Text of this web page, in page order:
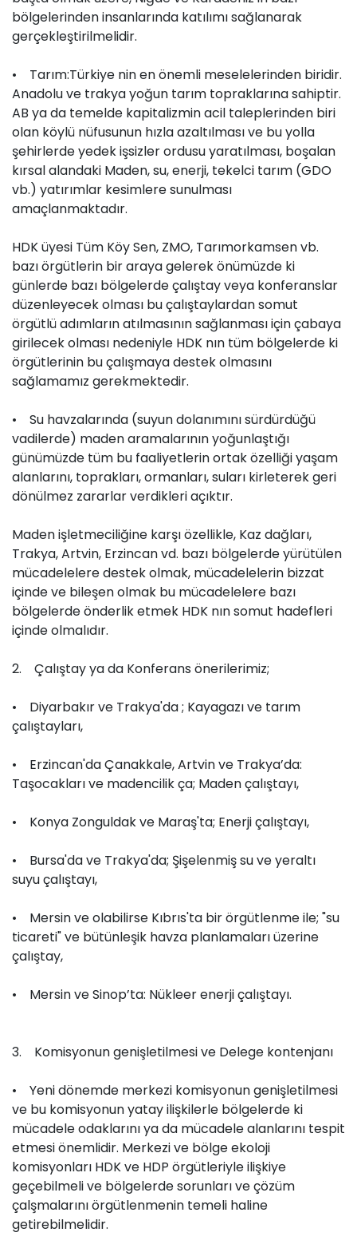
bölgelerinden insanlarında katılımı sağlanarak
gerçekleştirilmelidir.
• Tarım:Türkiye nin en önemli meselelerinden biridir.
Anadolu ve trakya yoğun tarım topraklarına sahiptir.
AB ya da temelde kapitalizmin acil taleplerinden biri
olan köylü nüfusunun hızla azaltılması ve bu yolla
şehirlerde yedek işsizler ordusu yaratılması, boşalan
kırsal alandaki Maden, su, enerji, tekelci tarım (GDO
vb.) yatırımlar kesimlere sunulması
amaçlanmaktadır.
HDK üyesi Tüm Köy Sen, ZMO, Tarımorkamsen vb.
bazı örgütlerin bir araya gelerek önümüzde ki
günlerde bazı bölgelerde çalıştay veya konferanslar
düzenleyecek olması bu çalıştaylardan somut
örgütlü adımların atılmasının sağlanması için çabaya
girilecek olması nedeniyle HDK nın tüm bölgelerde ki
örgütlerinin bu çalışmaya destek olmasını
sağlamamız gerekmektedir.
• Su havzalarında (suyun dolanımını sürdürdüğü
vadilerde) maden aramalarının yoğunlaştığı
günümüzde tüm bu faaliyetlerin ortak özelliği yaşam
alanlarını, toprakları, ormanları, suları kirleterek geri
dönülmez zararlar verdikleri açıktır.
Maden işletmeciliğine karşı özellikle, Kaz dağları,
Trakya, Artvin, Erzincan vd. bazı bölgelerde yürütülen
mücadelelere destek olmak, mücadelelerin bizzat
içinde ve bileşen olmak bu mücadelelere bazı
bölgelerde önderlik etmek HDK nın somut hadefleri
içinde olmalıdır.
2. Çalıştay ya da Konferans önerilerimiz;
• Diyarbakır ve Trakya'da ; Kayagazı ve tarım
çalıştayları,
• Erzincan'da Çanakkale, Artvin ve Trakya’da:
Taşocakları ve madencilik ça; Maden çalıştayı,
• Konya Zonguldak ve Maraş'ta; Enerji çalıştayı,
• Bursa'da ve Trakya'da; Şişelenmiş su ve yeraltı
suyu çalıştayı,
• Mersin ve olabilirse Kıbrıs'ta bir örgütlenme ile; "su
ticareti" ve bütünleşik havza planlamaları üzerine
çalıştay,
• Mersin ve Sinop’ta: Nükleer enerji çalıştayı.
3. Komisyonun genişletilmesi ve Delege kontenjanı
• Yeni dönemde merkezi komisyonun genişletilmesi
ve bu komisyonun yatay ilişkilerle bölgelerde ki
mücadele odaklarını ya da mücadele alanlarını tespit
etmesi önemlidir. Merkezi ve bölge ekoloji
komisyonları HDK ve HDP örgütleriyle ilişkiye
geçebilmeli ve bölgelerde sorunları ve çözüm
çalşmalarını örgütlenmenin temeli haline
getirebilmelidir.